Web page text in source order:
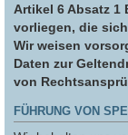
Artikel 6 Absatz 1
vorliegen, die
Wir weisen
Daten zur
von
FÜHRUNG VON